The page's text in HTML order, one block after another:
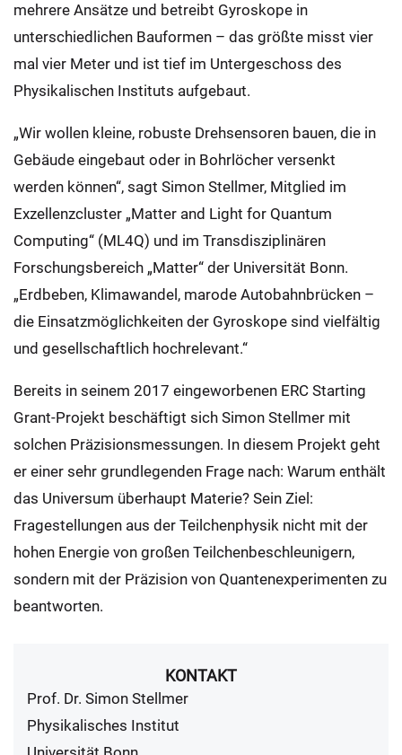
mehrere Ansätze und betreibt Gyroskope in
unterschiedlichen Bauformen – das größte misst vier
mal vier Meter und ist tief im Untergeschoss des
Physikalischen Instituts aufgebaut.
„Wir wollen kleine, robuste Drehsensoren bauen, die in
Gebäude eingebaut oder in Bohrlöcher versenkt
werden können“, sagt Simon Stellmer, Mitglied im
Exzellenzcluster „Matter and Light for Quantum
Computing“ (ML4Q) und im Transdisziplinären
Forschungsbereich „Matter“ der Universität Bonn.
„Erdbeben, Klimawandel, marode Autobahnbrücken –
die Einsatzmöglichkeiten der Gyroskope sind vielfältig
und gesellschaftlich hochrelevant.“
Bereits in seinem 2017 eingeworbenen ERC Starting
Grant-Projekt beschäftigt sich Simon Stellmer mit
solchen Präzisionsmessungen. In diesem Projekt geht
er einer sehr grundlegenden Frage nach: Warum enthält
das Universum überhaupt Materie? Sein Ziel:
Fragestellungen aus der Teilchenphysik nicht mit der
hohen Energie von großen Teilchenbeschleunigern,
sondern mit der Präzision von Quantenexperimenten zu
beantworten.
KONTAKT
Prof. Dr. Simon Stellmer
Physikalisches Institut